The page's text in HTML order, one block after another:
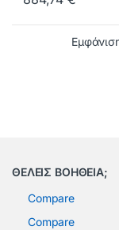
ΘΕΛΕΙΣ ΒΟΗΘΕΙΑ;
Compare
Compare